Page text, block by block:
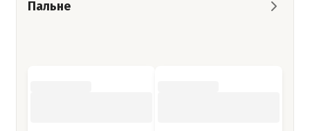
Пальне